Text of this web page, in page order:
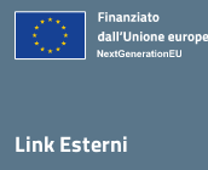
Link Esterni